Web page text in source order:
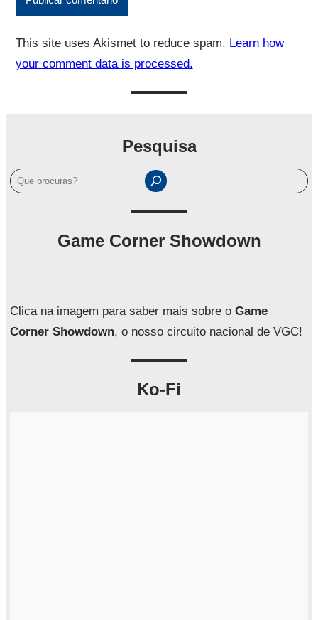
This site uses Akismet to reduce spam. Learn how
your comment data is processed.
Pesquisa
P
e
a
r
Game Corner Showdown
Clica na imagem para saber mais sobre o Game
Corner Showdown, o nosso circuito nacional de VGC!
Ko-Fi